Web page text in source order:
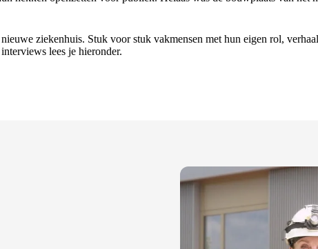
ziekenhuis. Stuk voor stuk vakmensen met hun eigen rol,
lees je hieronder.